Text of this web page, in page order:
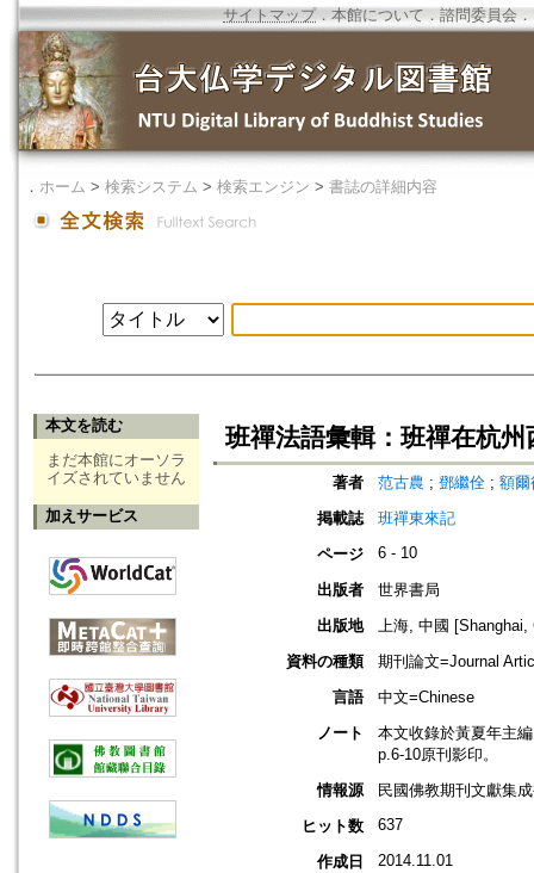
サイトマップ．本館について ． 諮問委員会 ．
． ホーム > 検索システム > 検索エンジン > 書誌の詳細内容
本文を読む
まだ本館にオーソラ
イズされていません
加えサービス
班禪法語彙輯：班禪在杭
著者 范古農 ; 鄧繼佺 ; 額爾
掲載誌
班禪東來記
ページ
6 - 10
出版者
世界書局
出版地
上海, 中國 [Shanghai,
資料の種類
期刊論文=Journal
言語
中文=Chinese
ノート
本文收錄於黃夏年主
p.6-10原刊影印。
情報源
民國佛教期刊文獻集
ヒット数
637
作成日 2014.11.01